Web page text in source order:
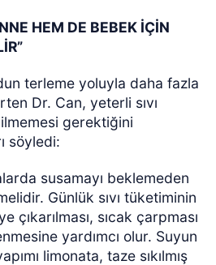
HEM DE BEBEK İÇİN
terleme yoluyla daha fazla
Dr. Can, yeterli sıvı
gerektiğini
söyledi:
susamayı beklemeden
Günlük sıvı tüketiminin
çıkarılması, sıcak çarpması
yardımcı olur. Suyun
limonata, taze sıkılmış